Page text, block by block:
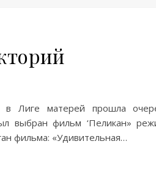
Лиге матерей прошла
выбран фильм ‘Пеликан»
фильма: «Удивительная…